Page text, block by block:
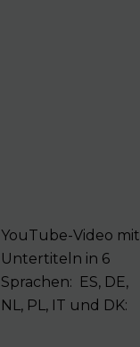
YouTube-Video mit
Untertiteln in 6
Sprachen: ES, DE,
NL, PL, IT und DK: